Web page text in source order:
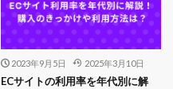
2023年9月5日 2025年3月10日
ECサイトの利用率を年代別に解